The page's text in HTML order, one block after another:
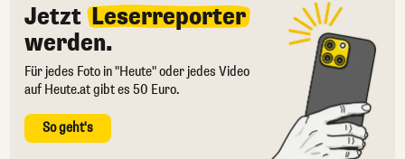
Jetzt Leserreporter
werden.
Für jedes Foto in "Heute" oder jedes Video
auf Heute.at gibt es 50 Euro.
So geht's